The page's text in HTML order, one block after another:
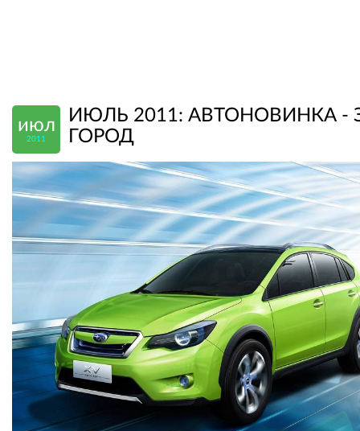
июл
2011
ИЮЛЬ 2011: АВТОНОВИНКА -
ГОРОД